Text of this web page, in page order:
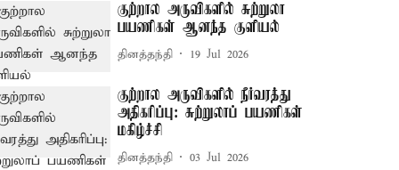
குற்றால அருவிகளில் சுற்றுலா
பயணிகள் ஆனந்த குளியல்
தினத்தந்தி 19 Jul 2026
குற்றால அருவிகளில் நீர்வரத்து
அதிகரிப்பு: சுற்றுலாப் பயணிகள்
மகிழ்ச்சி
தினத்தந்தி 03 Jul 2026